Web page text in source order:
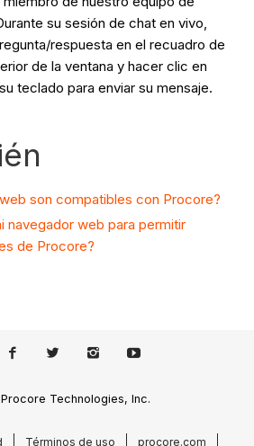
su sesión de chat en vivo,
respuesta en el recuadro de
de la ventana y hacer clic en
teclado para enviar su mensaje.
son compatibles con Procore?
navegador web para permitir
de Procore?
Technologies, Inc.
Términos de uso procore.com